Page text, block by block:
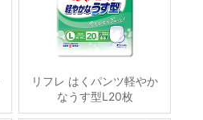
リフレ はくパンツ軽やか
なうす型L20枚